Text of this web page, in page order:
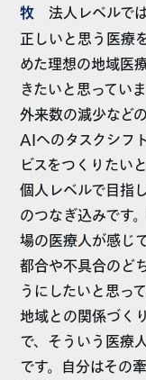
牧 法人レベルで
正しいと思う医療
めた理想の地域医
きたいと思ってい
外来数の減少など
AIへのタスクシフ
ビスをつくりたい
個人レベルで目指
のつなぎ込みです
場の医療人が感じ
都合や不具合のど
うにしたいと思っ
地域との関係づく
で、そういう医療
です。自分はその